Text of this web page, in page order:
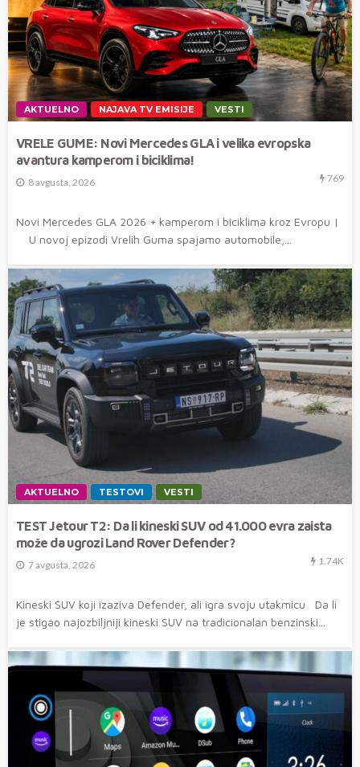
AKTUELNO NAJAVA TV EMISIJE VESTI
VRELE GUME: Novi Mercedes GLA i velika evropska
avantura kamperom i biciklima!
8 avgusta, 2026 769
Novi Mercedes GLA 2026 + kamperom i biciklima kroz Evropu |
U novoj epizodi Vrelih Guma spajamo automobile,...
AKTUELNO TESTOVI VESTI
TEST Jetour T2: Da li kineski SUV od 41.000 evra zaista
može da ugrozi Land Rover Defender?
7 avgusta, 2026 1.74K
Kineski SUV koji izaziva Defender, ali igra svoju utakmicu Da li
je stigao najozbiljniji kineski SUV na tradicionalan benzinski...